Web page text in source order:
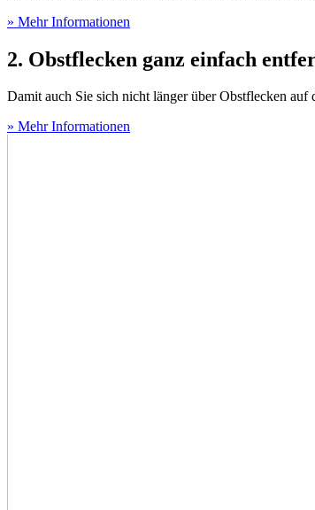
» Mehr Informationen
2. Obstflecken ganz einfach
Damit auch Sie sich nicht länger über Obstflecken
» Mehr Informationen